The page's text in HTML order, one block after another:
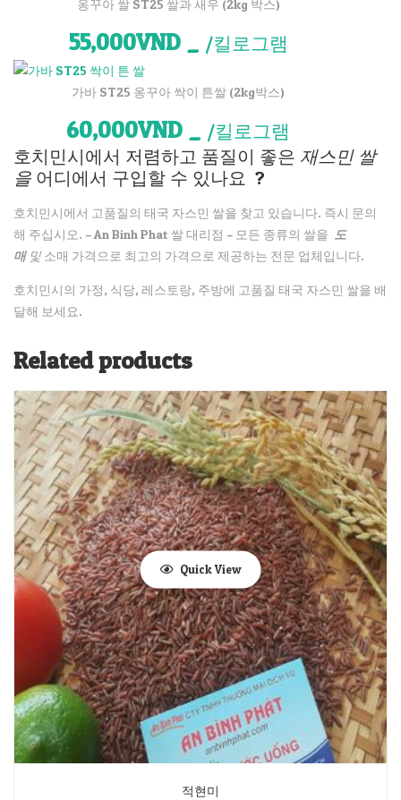
옹꾸아 쌀 ST25 쌀과 새우 (2kg 박스)
55,000VND _ /킬로그램
가바 ST25 옹꾸아 싹이 튼쌀 (2kg박스)
60,000VND /킬로그램
호치민시에서 저렴하고 품질이 좋은 재스민 쌀
을 어디에서 구입할 수 있나요 ?
호치민시에서 고품질의 태국 자스민 쌀을 찾고 있습니다. 즉시 문의
해 주십시오. – An Binh Phat 쌀 대리점 – 모든 종류의 쌀을 도
매 및 소매 가격으로 최고의 가격으로 제공하는 전문 업체입니다.
호치민시의 가정, 식당, 레스토랑, 주방에 고품질 태국 자스민 쌀을 배
달해 보세요.
Related products
Quick View
적현미